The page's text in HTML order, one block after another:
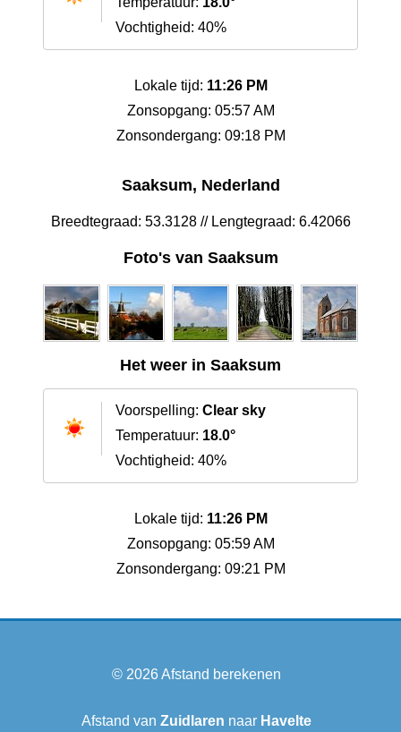
Vochtigheid: 40%
Lokale tijd: 11:26 PM
Zonsopgang: 05:57 AM
Zonsondergang: 09:18 PM
Saaksum, Nederland
Breedtegraad: 53.3128 // Lengtegraad: 6.42066
Foto's van Saaksum
Het weer in Saaksum
Voorspelling: Clear sky
Temperatuur: 18.0°
Vochtigheid: 40%
Lokale tijd: 11:26 PM
Zonsopgang: 05:59 AM
Zonsondergang: 09:21 PM
© 2026Afstand berekenen
Afstand van Zuidlaren naar Havelte